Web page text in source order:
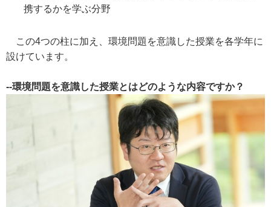
携するかを学ぶ分野
この4つの柱に加え、環境問題を意識した授業を各学年に
設けています。
--環境問題を意識した授業とはどのような内容ですか？